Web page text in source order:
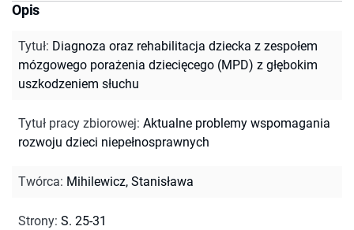
Opis
Tytuł: Diagnoza oraz rehabilitacja dziecka z zespołem
mózgowego porażenia dziecięcego (MPD) z głębokim
uszkodzeniem słuchu
Tytuł pracy zbiorowej: Aktualne problemy wspomagania
rozwoju dzieci niepełnosprawnych
Twórca: Mihilewicz, Stanisława
Strony: S. 25-31